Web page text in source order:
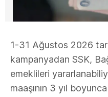
1-31 Ağustos 2026
kampanyadan SSK,
emeklileri
maaşının 3 yıl